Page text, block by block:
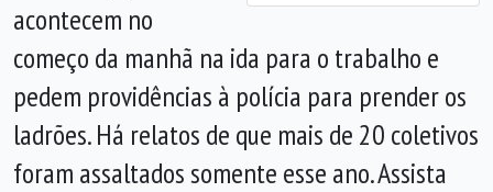
acontecem no
começo da manhã na ida para o trabalho e
pedem providências à polícia para prender os
ladrões. Há relatos de que mais de 20 coletivos
foram assaltados somente esse ano. Assista